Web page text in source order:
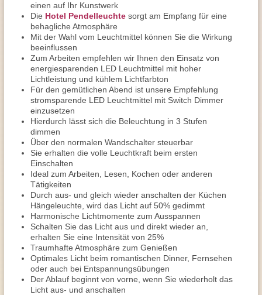
einen auf Ihr Kunstwerk
Die Hotel Pendelleuchte sorgt am Empfang für eine
behagliche Atmosphäre
Mit der Wahl vom Leuchtmittel können Sie die Wirkung
beeinflussen
Zum Arbeiten empfehlen wir Ihnen den Einsatz von
energiesparenden LED Leuchtmittel mit hoher
Lichtleistung und kühlem Lichtfarbton
Für den gemütlichen Abend ist unsere Empfehlung
stromsparende LED Leuchtmittel mit Switch Dimmer
einzusetzen
Hierdurch lässt sich die Beleuchtung in 3 Stufen
dimmen
Über den normalen Wandschalter steuerbar
Sie erhalten die volle Leuchtkraft beim ersten
Einschalten
Ideal zum Arbeiten, Lesen, Kochen oder anderen
Tätigkeiten
Durch aus- und gleich wieder anschalten der Küchen
Hängeleuchte, wird das Licht auf 50% gedimmt
Harmonische Lichtmomente zum Ausspannen
Schalten Sie das Licht aus und direkt wieder an,
erhalten Sie eine Intensität von 25%
Traumhafte Atmosphäre zum Genießen
Optimales Licht beim romantischen Dinner, Fernsehen
oder auch bei Entspannungsübungen
Der Ablauf beginnt von vorne, wenn Sie wiederholt das
Licht aus- und anschalten